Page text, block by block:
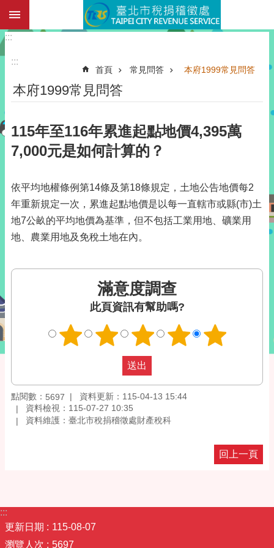
跳到主要內容區塊
:::
:::
首頁 常見問答 本府1999常見問答
本府1999常見問答
115年至116年累進起點地價4,395萬
7,000元是如何計算的？
依平均地權條例第14條及第18條規定，土地公告地價每2
年重新規定一次，累進起點地價是以每一直轄市或縣(市)土
地7公畝的平均地價為基準，但不包括工業用地、礦業用
地、農業用地及免稅土地在內。
滿意度調查
此頁資訊有幫助嗎?
點閱數： 5697
資料更新：115-04-13 15:44
資料檢視：115-07-27 10:35
資料維護：臺北市稅捐稽徵處財產稅科
回上一頁
:::
更新日期
115-08-07
瀏覽人次
5697